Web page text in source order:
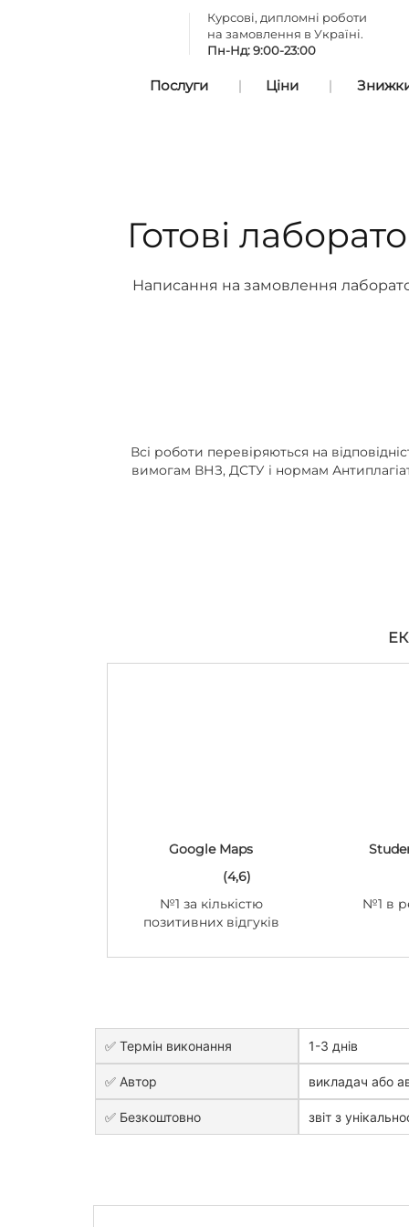
Курсові, дипломні роботи
на замовлення в Україні.
Пн-Нд: 9:00-23:00
Послуги Ціни Знижки
Готові
Написання на замовлення
Всі роботи перевіряються на
вимогам ВНЗ, ДСТУ і нормам
Google Maps
(4,6)
№1 за кількістю
позитивних відгуків
№1 в
✅ Термін виконання 1-3 днів
✅ Автор викладач або
✅ Безкоштовно звіт з